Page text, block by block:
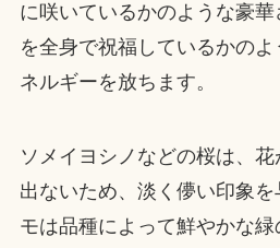
に咲いているかのような豪
を全身で祝福しているかの
ネルギーを放ちます。
ソメイヨシノなどの桜は、
出ないため、淡く儚い印象
モは品種によって鮮やかな